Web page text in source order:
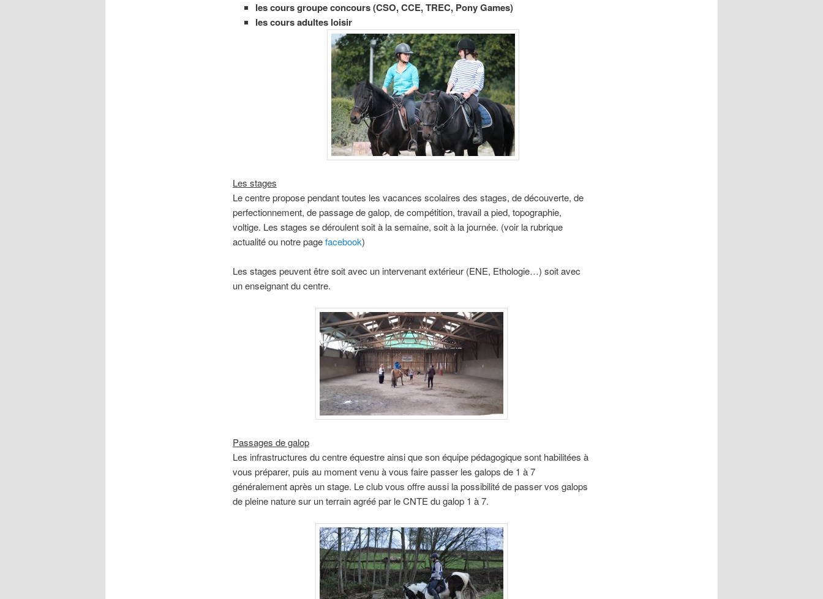
les cours groupe concours (CSO, CCE, TREC, Pony Games)
les cours adultes loisir
Les stages
Le centre propose pendant toutes les vacances scolaires des stages, de découverte, de
perfectionnement, de passage de galop, de compétition, travail a pied, topographie,
voltige. Les stages se déroulent soit à la semaine, soit à la journée. (voir la rubrique
actualité ou notre pagefacebook)
Les stages peuvent être soit avec un intervenant extérieur (ENE, Ethologie…) soit avec
un enseignant du centre.
Passages de galop
Les infrastructures du centre équestre ainsi que son équipe pédagogique sont habilitées à
vous préparer, puis au moment venu à vous faire passer les galops de 1 à 7
généralement après un stage. Le club vous offre aussi la possibilité de passer vos galops
de pleine nature sur un terrain agréé par le CNTE du galop 1 à 7.